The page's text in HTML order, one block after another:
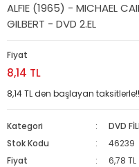
ALFIE (1965) - MICHAEL
GILBERT - DVD 2.EL
Fiyat
8,14 TL
8,14 TL den başlayan taksitlerle!!
Kategori
DVD
Stok Kodu
46239
Fiyat
6,78 TL